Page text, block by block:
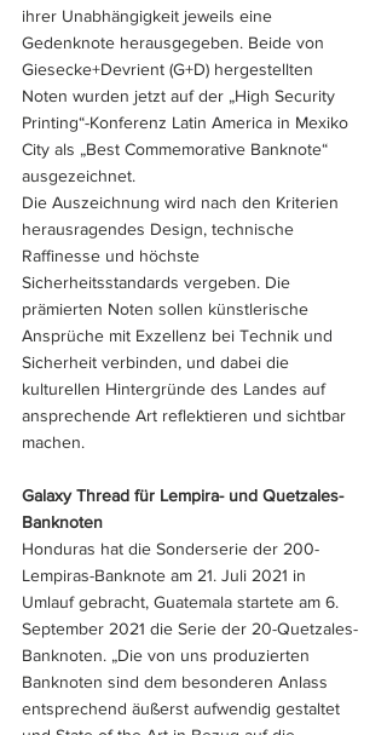
ihrer Unabhängigkeit jeweils eine
Gedenknote herausgegeben. Beide von
Giesecke+Devrient (G+D) hergestellten
Noten wurden jetzt auf der „High Security
Printing“-Konferenz Latin America in Mexiko
City als „Best Commemorative Banknote“
ausgezeichnet.
Die Auszeichnung wird nach den Kriterien
herausragendes Design, technische
Raffinesse und höchste
Sicherheitsstandards vergeben. Die
prämierten Noten sollen künstlerische
Ansprüche mit Exzellenz bei Technik und
Sicherheit verbinden, und dabei die
kulturellen Hintergründe des Landes auf
ansprechende Art reflektieren und sichtbar
machen.
Galaxy Thread für Lempira- und Quetzales-
Banknoten
Honduras hat die Sonderserie der 200-
Lempiras-Banknote am 21. Juli 2021 in
Umlauf gebracht, Guatemala startete am 6.
September 2021 die Serie der 20-Quetzales-
Banknoten. „Die von uns produzierten
Banknoten sind dem besonderen Anlass
entsprechend äußerst aufwendig gestaltet